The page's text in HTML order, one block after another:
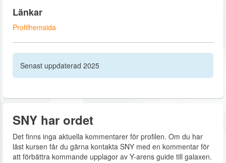
Länkar
Profilhemsida
Senast uppdaterad 2025
SNY har ordet
Det finns inga aktuella kommentarer för profilen. Om du har
läst kursen får du gärna kontakta SNY med en kommentar för
att förbättra kommande upplagor av Y-arens guide till galaxen.